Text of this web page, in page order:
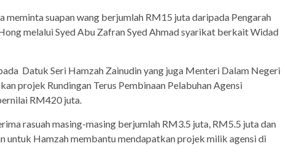
suapan wang berjumlah RM15 juta daripada Pengarah
melalui Syed Abu Zafran Syed Ahmad syarikat berkait Widad
Datuk Seri Hamzah Zainudin yang juga Menteri Dalam Negeri
projek Rundingan Terus Pembinaan Pelabuhan Agensi
RM420 juta.
rasuah masing-masing berjumlah RM3.5 juta, RM5.5 juta dan
untuk Hamzah membantu mendapatkan projek milik agensi di